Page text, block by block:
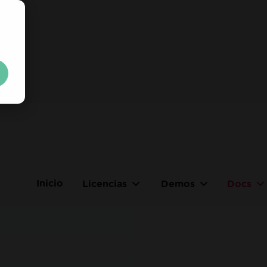
Inicio Licencias Demos Docs
Obtenga su
instante.
Sin limitaciones. 100 % desbloqueado. Sin tarjeta de